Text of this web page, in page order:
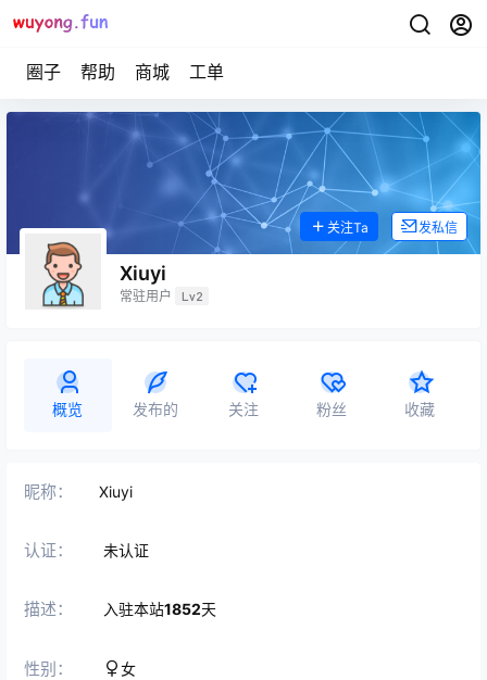
圈子 帮助 商城 工单
Xiuyi
常驻用户 Lv2
关注Ta 发私信
概览 发布的 关注 粉丝 收藏
昵称： Xiuyi
认证： 未认证
描述： 入驻本站1852天
性别： 女